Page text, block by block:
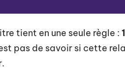
tient en une seule règle :
pas de savoir si cette